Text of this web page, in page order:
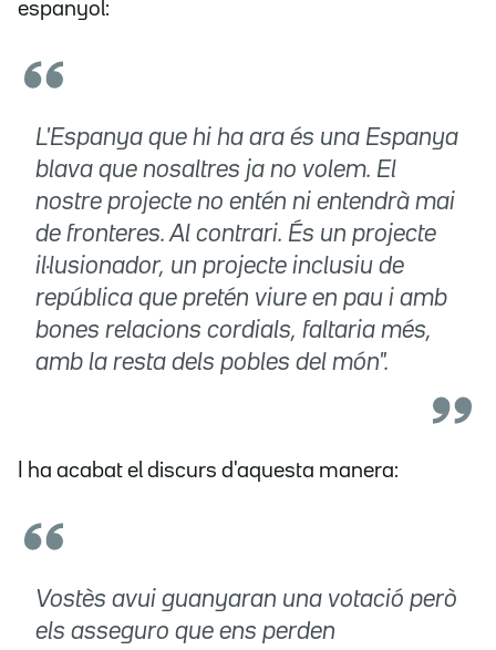
espanyol:
L'Espanya que hi ha ara és una Espanya
blava que nosaltres ja no volem. El
nostre projecte no entén ni entendrà mai
de fronteres. Al contrari. És un projecte
il·lusionador, un projecte inclusiu de
república que pretén viure en pau i amb
bones relacions cordials, faltaria més,
amb la resta dels pobles del món".
I ha acabat el discurs d'aquesta manera:
Vostès avui guanyaran una votació però
els asseguro que ens perden